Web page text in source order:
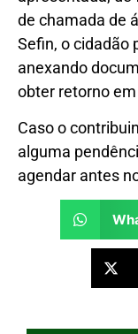
de chamada de
Sefin, o cidadão
anexando
obter retorno
Caso o
alguma
agendar antes